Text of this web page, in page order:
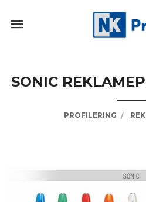
innholdet
SONIC
PROFILERING